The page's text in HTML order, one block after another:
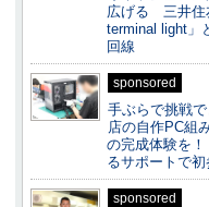
広げる 三井住
terminal light」
回線
sponsored
手ぶらで挑戦
店の自作PC組
の完成体験を
るサポートで
sponsored